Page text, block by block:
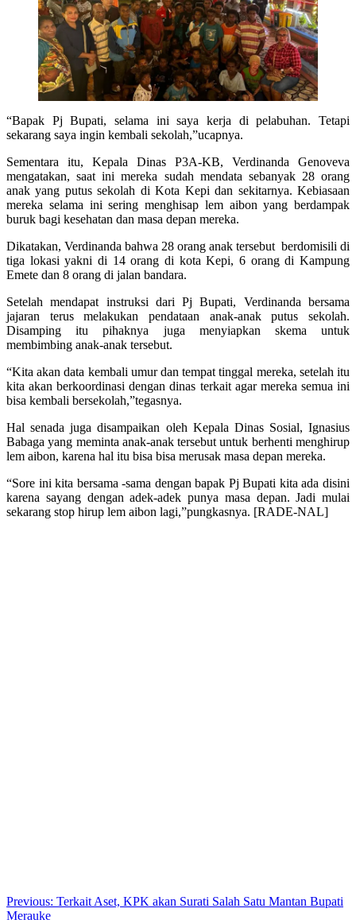
“Bapak Pj Bupati, selama ini saya kerja di pelabuhan. Tetapi
sekarang saya ingin kembali sekolah,”ucapnya.
Sementara itu, Kepala Dinas P3A-KB, Verdinanda Genoveva
mengatakan, saat ini mereka sudah mendata sebanyak 28 orang
anak yang putus sekolah di Kota Kepi dan sekitarnya. Kebiasaan
mereka selama ini sering menghisap lem aibon yang berdampak
buruk bagi kesehatan dan masa depan mereka.
Dikatakan, Verdinanda bahwa 28 orang anak tersebut berdomisili di
tiga lokasi yakni di 14 orang di kota Kepi, 6 orang di Kampung
Emete dan 8 orang di jalan bandara.
Setelah mendapat instruksi dari Pj Bupati, Verdinanda bersama
jajaran terus melakukan pendataan anak-anak putus sekolah.
Disamping itu pihaknya juga menyiapkan skema untuk
membimbing anak-anak tersebut.
“Kita akan data kembali umur dan tempat tinggal mereka, setelah itu
kita akan berkoordinasi dengan dinas terkait agar mereka semua ini
bisa kembali bersekolah,”tegasnya.
Hal senada juga disampaikan oleh Kepala Dinas Sosial, Ignasius
Babaga yang meminta anak-anak tersebut untuk berhenti menghirup
lem aibon, karena hal itu bisa bisa merusak masa depan mereka.
“Sore ini kita bersama -sama dengan bapak Pj Bupati kita ada disini
karena sayang dengan adek-adek punya masa depan. Jadi mulai
sekarang stop hirup lem aibon lagi,”pungkasnya. [RADE-NAL]
Post
Previous: Terkait Aset, KPK akan Surati Salah Satu Mantan Bupati
Merauke